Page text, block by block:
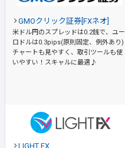
GMOクリック証券[FXネオ]
米ドル円のスプレッドは0.2銭で、ユー
ロドルは0.3pips(原則固定、例外あり)
チャートも見やすく、取引ツールも使
いやすい！スキャルに最適♪
LIGHT FX